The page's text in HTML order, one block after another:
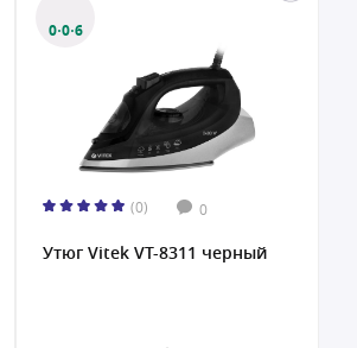
0·0·6
(0) 0
Утюг Vitek VT-8311 черный